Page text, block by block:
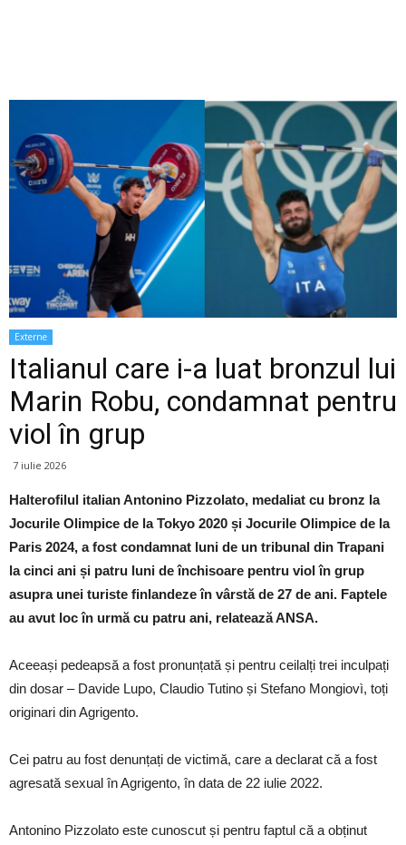
Externe
Italianul care i-a luat bronzul lui
Marin Robu, condamnat pentru
viol în grup
7 iulie 2026
Halterofilul italian Antonino Pizzolato, medaliat cu bronz la
Jocurile Olimpice de la Tokyo 2020 și Jocurile Olimpice de la
Paris 2024, a fost condamnat luni de un tribunal din Trapani
la cinci ani și patru luni de închisoare pentru viol în grup
asupra unei turiste finlandeze în vârstă de 27 de ani. Faptele
au avut loc în urmă cu patru ani, relatează ANSA.
Aceeași pedeapsă a fost pronunțată și pentru ceilalți trei inculpați
din dosar – Davide Lupo, Claudio Tutino și Stefano Mongiovì, toți
originari din Agrigento.
Cei patru au fost denunțați de victimă, care a declarat că a fost
agresată sexual în Agrigento, în data de 22 iulie 2022.
Antonino Pizzolato este cunoscut și pentru faptul că a obținut